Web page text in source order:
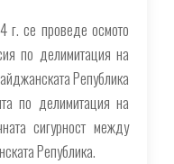
г. се проведе осмото
по делимитация на
Република
по делимитация на
сигурност между
Република.